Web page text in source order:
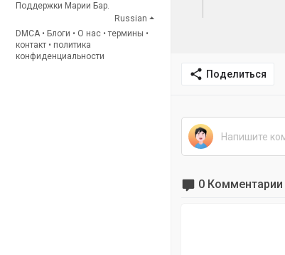
Поддержки Марии Бар.
Russian
DMCA • Блоги • О нас •термины •
контакт • политика
конфиденциальности
Поделиться
0 Комментарии